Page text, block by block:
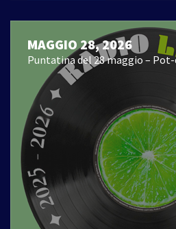
MAGGIO 28, 2026
Puntatina del 28 maggio –